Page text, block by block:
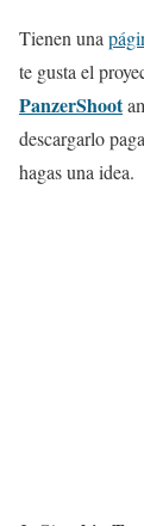
Tienen una
te gusta el
PanzerShoot
descargarlo
hagas una idea.